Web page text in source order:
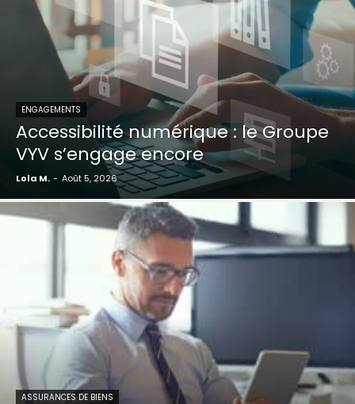
ENGAGEMENTS
Accessibilité numérique : le Groupe
VYV s’engage encore
Lola M. - Août 5, 2026
ASSURANCES DE BIENS